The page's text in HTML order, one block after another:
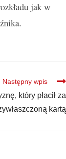
jak w
Następny wpis
który płacił za
kartą